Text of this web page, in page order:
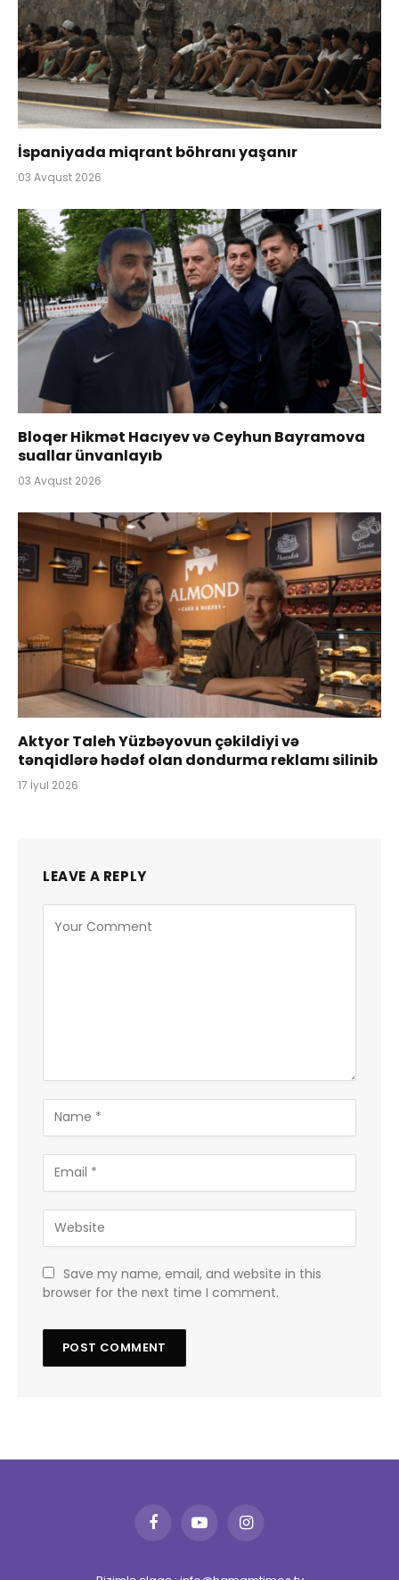
İspaniyada miqrant böhranı yaşanır
03 Avqust 2026
Bloqer Hikmət Hacıyev və Ceyhun Bayramova
suallar ünvanlayıb
03 Avqust 2026
Aktyor Taleh Yüzbəyovun çəkildiyi və
tənqidlərə hədəf olan dondurma reklamı silinib
17 İyul 2026
LEAVE A REPLY
Save my name, email, and website in this
browser for the next time I comment.
FacebookYouTubeInstagram